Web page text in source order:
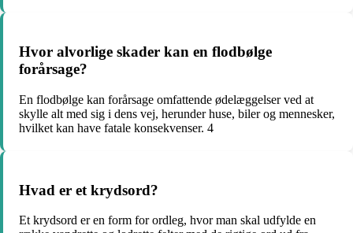
Hvor alvorlige skader kan en flodbølge
forårsage?
En flodbølge kan forårsage omfattende ødelæggelser ved at
skylle alt med sig i dens vej, herunder huse, biler og mennesker,
hvilket kan have fatale konsekvenser. 4
Hvad er et krydsord?
Et krydsord er en form for ordleg, hvor man skal udfylde en